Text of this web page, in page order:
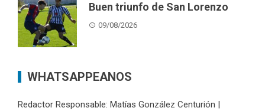
Buen triunfo de San Lorenzo
09/08/2026
WHATSAPPEANOS
Redactor Responsable: Matías González Centurión |